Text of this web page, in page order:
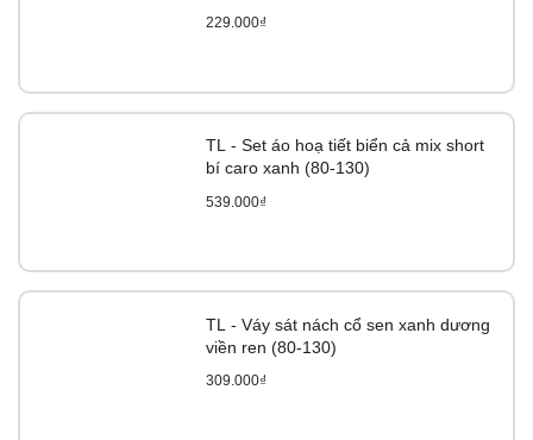
229.000₫
TL - Set áo hoạ tiết biển cả mix short
bí caro xanh (80-130)
539.000₫
TL - Váy sát nách cổ sen xanh dương
viền ren (80-130)
309.000₫